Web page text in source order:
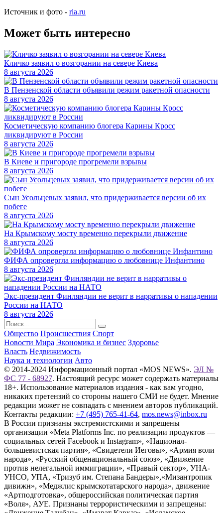
Источник и фото - ria.ru
Может быть интересно
Кличко заявил о возгорании на севере Киева
8 августа 2026
В Пензенской области объявили режим ракетной опасности
8 августа 2026
Косметическую компанию блогера Карины Кросс
ликвидируют в России
8 августа 2026
В Киеве и пригороде прогремели взрывы
8 августа 2026
Сын Усольцевых заявил, что придерживается версии об их
побеге
8 августа 2026
На Крымскому мосту временно перекрыли движение
8 августа 2026
ФИФА опровергла информацию о любовнице Инфантино
8 августа 2026
Экс-президент Финляндии не верит в нарративы о нападении
России на НАТО
8 августа 2026
Общество Происшествия Спорт
Новости Мира Экономика и бизнес Здоровье
Власть Недвижимость
Наука и технологии Авто
© 2014-2024 Информационный портал «MOS NEWS». ЭЛ №
ФС 77 - 68927. Настоящий ресурс может содержать материалы
18+. Использование материалов издания - как вам угодно,
никаких претензий со стороны нашего СМИ не будет. Мнение
редакции может не совпадать с мнением авторов публикаций.
Контакты редакции: +7 (495) 765-41-64, mos.news@inbox.ru
В России признаны экстремистскими и запрещены
организации «Meta Platforms Inc. по реализации продуктов —
социальных сетей Facebook и Instagram», «Национал-
большевистская партия», «Свидетели Иеговы», «Армия воли
народа», «Русский общенациональный союз», «Движение
против нелегальной иммиграции», «Правый сектор», УНА-
УНСО, УПА, «Тризуб им. Степана Бандеры»,«Мизантропик
дивижн», «Меджлис крымскотатарского народа», движение
«Артподготовка», общероссийская политическая партия
«Воля», АУЕ. Признаны террористическими и запрещены: